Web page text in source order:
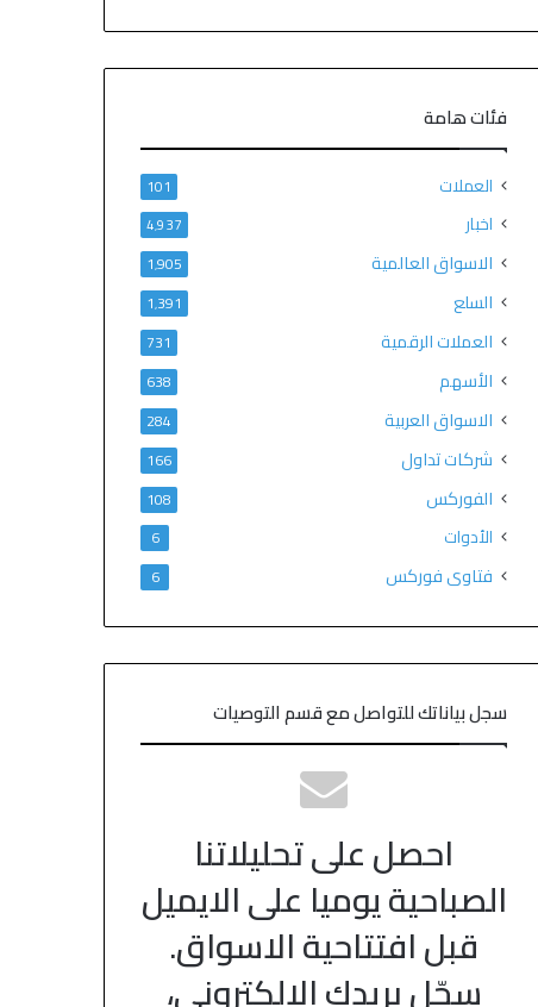
فئات هامة
العملات 101
اخبار 4٬937
الاسواق العالمية 1٬905
السلع 1٬391
العملات الرقمية 731
الأسهم 638
الاسواق العربية 284
شركات تداول 166
الفوركس 108
الأدوات 6
فتاوى فوركس 6
سجل بياناتك للتواصل مع قسم التوصيات
احصل على تحليلاتنا
الصباحية يوميا على الايميل
قبل افتتاحية الاسواق.
سجّل بريدك الالكتروني،